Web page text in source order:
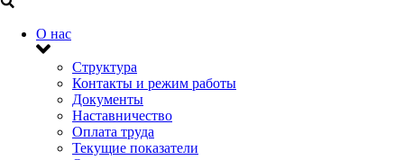
О нас
Структура
Контакты и режим работы
Документы
Наставничество
Оплата труда
Текущие показатели